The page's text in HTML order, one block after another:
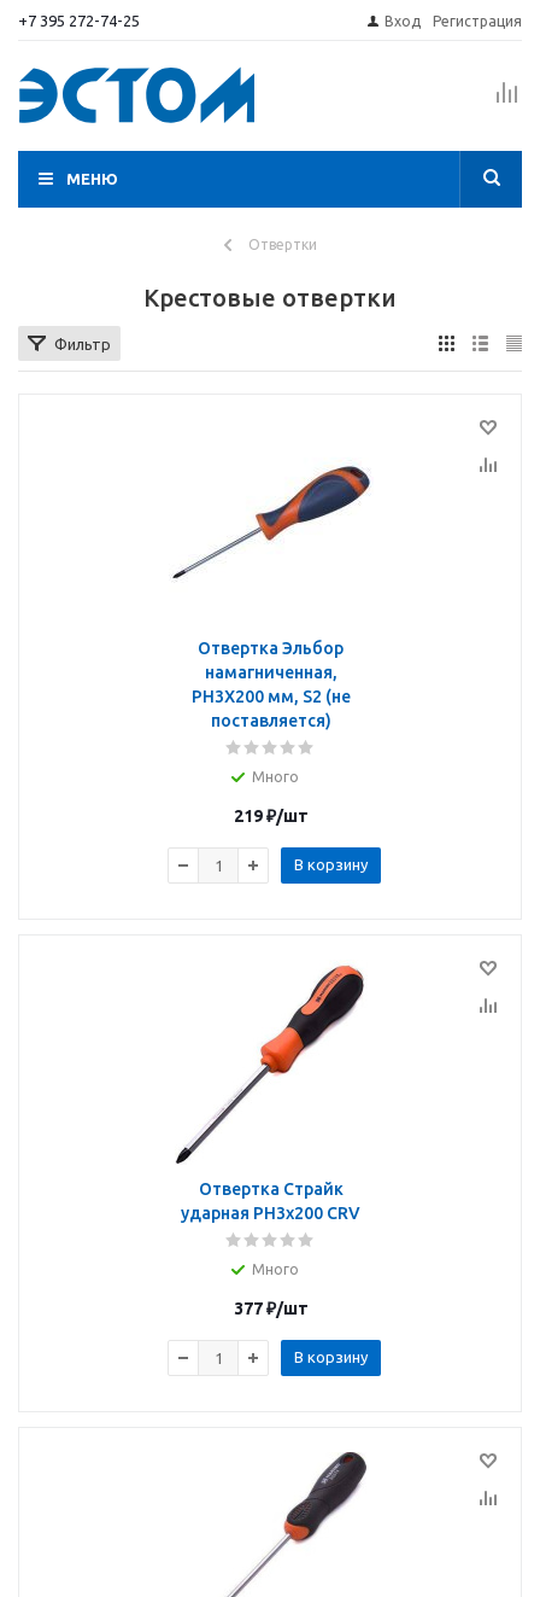
+7 395 272-74-25 Вход Регистрация
МЕНЮ
Отвертки
Крестовые отвертки
Фильтр
Отвертка Эльбор
намагниченная,
PH3X200 мм, S2 (не
поставляется)
Много
219₽/шт
В корзину
Отвертка Страйк
ударная PH3x200 CRV
Много
377₽/шт
В корзину